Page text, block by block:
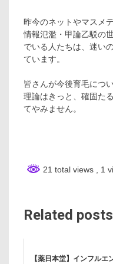
昨今のネットやマスメ
情報氾濫・甲論乙駁の
でいる人たちは、迷い
ています。
皆さんが今後育毛につ
理論はきっと、確固た
てやみません。
21 total views , 1
Related
【薬日本堂】インフルエ